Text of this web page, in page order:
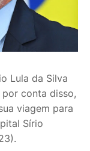
Lula da Silva
por conta disso,
viagem para
Sírio